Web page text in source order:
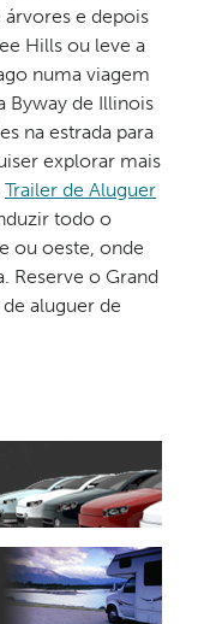
e depois
Hills ou leve a
numa viagem
Byway de Illinois
na estrada para
explorar mais
Trailer de Aluguer
todo o
ou oeste, onde
Reserve o Grand
aluguer de